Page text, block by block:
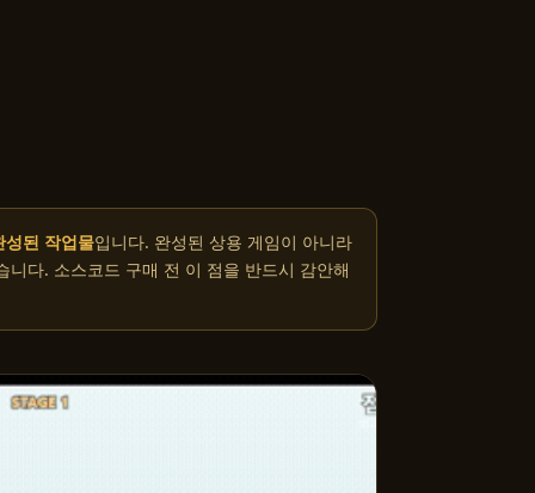
성된 작업물입니다. 완성된 상용 게임이 아니라
다. 소스코드 구매 전 이 점을 반드시 감안해